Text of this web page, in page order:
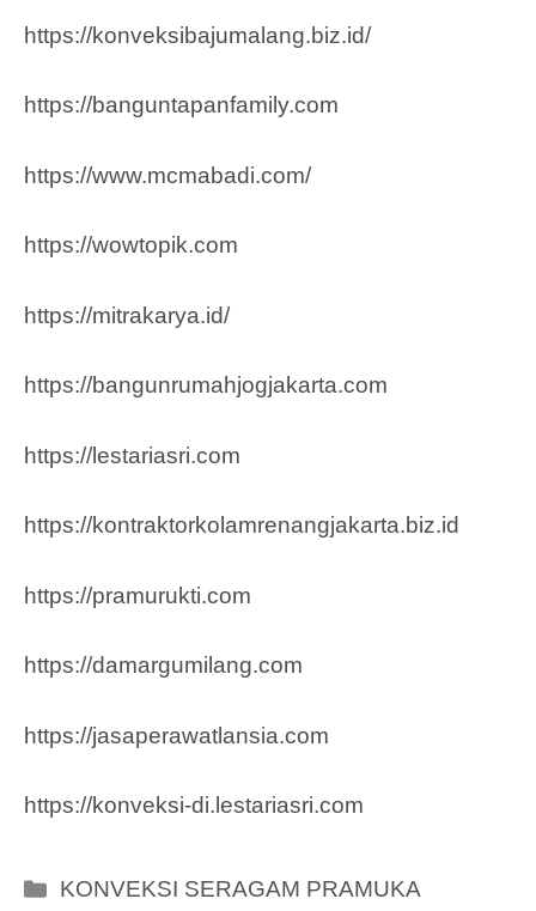
https://konveksibajumalang.biz.id/
https://banguntapanfamily.com
https://www.mcmabadi.com/
https://wowtopik.com
https://mitrakarya.id/
https://bangunrumahjogjakarta.com
https://lestariasri.com
https://kontraktorkolamrenangjakarta.biz.id
https://pramurukti.com
https://damargumilang.com
https://jasaperawatlansia.com
https://konveksi-di.lestariasri.com
Categories
KONVEKSI SERAGAM PRAMUKA